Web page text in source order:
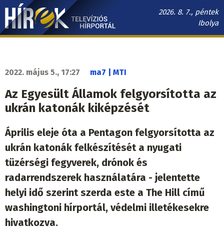
Ugrás
tartalomra
2026. 8. 7., péntek
Ibolya
Hírek.sk
navigáció
2022. május 5., 17:27 ma7 | MTI
Az Egyesült Államok felgyorsította az
ukrán katonák kiképzését
Április eleje óta a Pentagon felgyorsította az
ukrán katonák felkészítését a nyugati
tüzérségi fegyverek, drónok és
radarrendszerek használatára - jelentette
helyi idő szerint szerda este a The Hill című
washingtoni hírportál, védelmi illetékesekre
hivatkozva.